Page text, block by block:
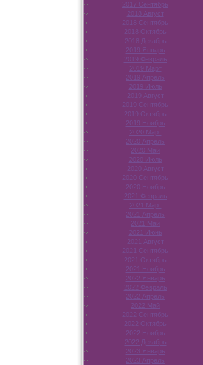
2017 Сентябрь
2018 Август
2018 Сентябрь
2018 Октябрь
2018 Декабрь
2019 Январь
2019 Февраль
2019 Март
2019 Апрель
2019 Июль
2019 Август
2019 Сентябрь
2019 Октябрь
2019 Ноябрь
2020 Март
2020 Апрель
2020 Май
2020 Июль
2020 Август
2020 Сентябрь
2020 Ноябрь
2021 Февраль
2021 Март
2021 Апрель
2021 Май
2021 Июнь
2021 Август
2021 Сентябрь
2021 Октябрь
2021 Ноябрь
2022 Январь
2022 Февраль
2022 Апрель
2022 Май
2022 Сентябрь
2022 Октябрь
2022 Ноябрь
2022 Декабрь
2023 Январь
2023 Апрель